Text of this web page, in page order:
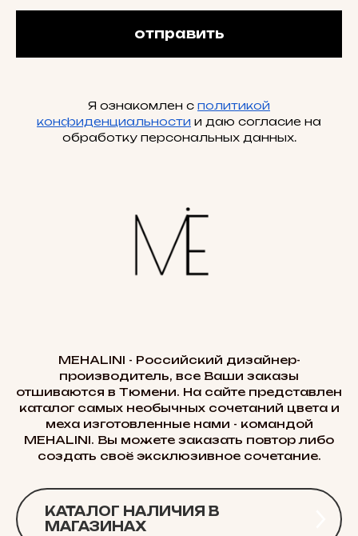
отправить
Я ознакомлен с политикой
конфиденциальности и даю согласие на
обработку персональных данных.
MEHALINI - Российский дизайнер-
производитель, все Ваши заказы
отшиваются в Тюмени. На сайте представлен
каталог самых необычных сочетаний цвета и
меха изготовленные нами - командой
MEHALINI. Вы можете заказать повтор либо
создать своё эксклюзивное сочетание.
КАТАЛОГ НАЛИЧИЯ В
МАГАЗИНАХ